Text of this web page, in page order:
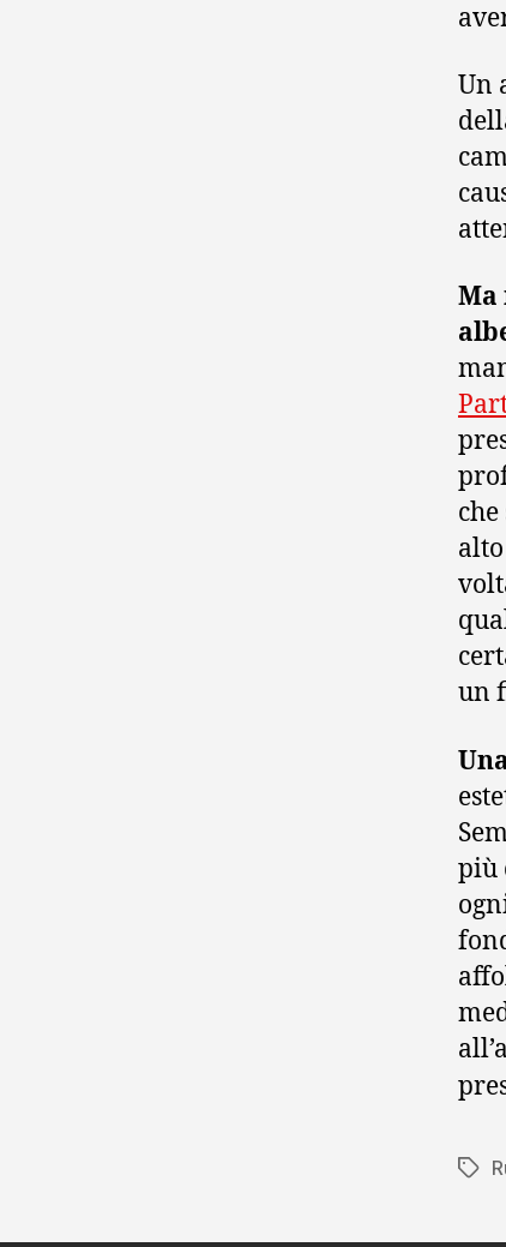
Un
Ma
un
più
Tag